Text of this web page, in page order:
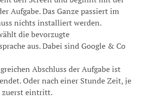
Aufgabe. Das Ganze passiert im
nichts installiert werden.
die bevorzugte
aus. Dabei sind Google & Co
Abschluss der Aufgabe ist
Oder nach einer Stunde Zeit, je
zuerst eintritt.